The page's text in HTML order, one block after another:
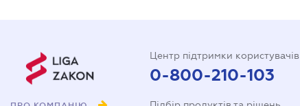
Центр підтримки користувачів
0-800-210-103